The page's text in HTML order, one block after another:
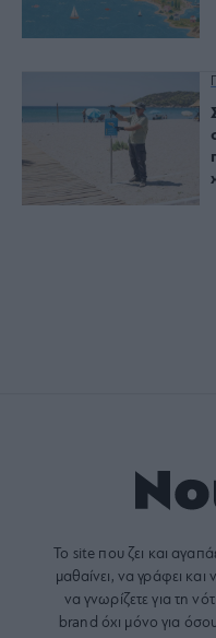
Το site που ζει και
μαθαίνει, να γράφει και
να γνωρίζετε για τη
brand όχι μόνο για